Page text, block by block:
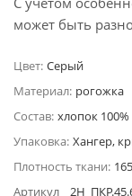
может быть
Цвет: Серый
Материал: рогожка
Состав: хлопок 100%
Упаковка: Хангер,
Плотность ткани:
Артикул